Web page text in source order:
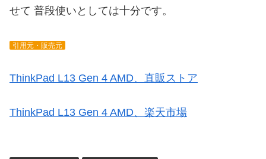
せて 普段使いとしては十分です。
引用元・販売元
ThinkPad L13 Gen 4 AMD、直販ストア
ThinkPad L13 Gen 4 AMD、楽天市場